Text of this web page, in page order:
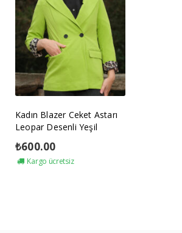
Kadın Blazer Ceket Astarı
Leopar Desenli Yeşil
₺600.00
Kargo ücretsiz